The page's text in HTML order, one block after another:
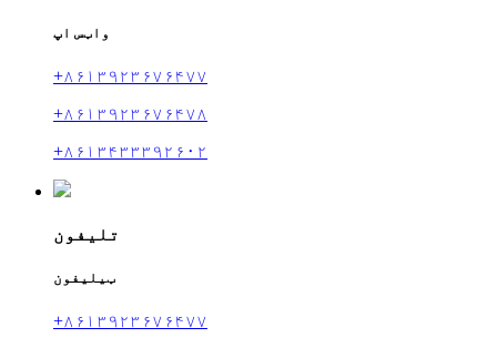
واټس اپ
+۸۶۱۳۹۲۳۶۷۶۴۷۷
+۸۶۱۳۹۲۳۶۷۶۴۷۸
+۸۶۱۳۴۳۳۳۹۲۶۰۲
تلیفون
ټیلیفون
+۸۶۱۳۹۲۳۶۷۶۴۷۷